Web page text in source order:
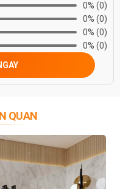
0% (0)
0% (0)
0% (0)
0% (0)
QUAN
GIẢM 46%